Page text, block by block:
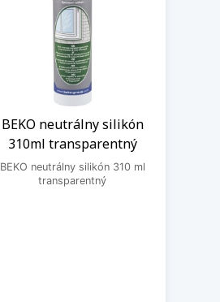
BEKO neutrálny silikón
310ml transparentný
BEKO neutrálny silikón 310 ml
transparentný